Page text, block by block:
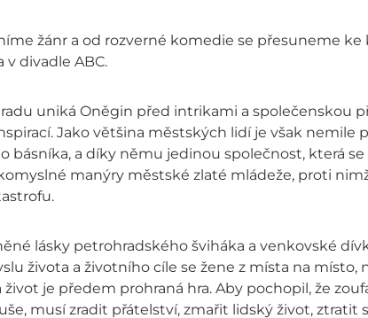
žánr a od rozverné komedie se přesuneme ke
v divadle ABC.
uniká Oněgin před intrikami a společenskou
Jako většina městských lidí je však nemile
básníka, a díky němu jedinou společnost, která
manýry městské zlaté mládeže, proti
lásky petrohradského šviháka a venkovské
života a životního cíle se žene z místa na místo,
je předem prohraná hra. Aby pochopil, že
musí zradit přátelství, zmařit lidský život,